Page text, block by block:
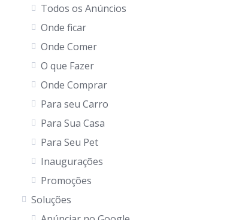
Todos os Anúncios
Onde ficar
Onde Comer
O que Fazer
Onde Comprar
Para seu Carro
Para Sua Casa
Para Seu Pet
Inaugurações
Promoções
Soluções